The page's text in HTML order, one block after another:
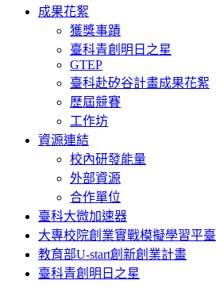
成果花絮
獲獎事蹟
臺科青創明日之星
GTEP
臺科赴矽谷計畫成果花絮
歷屆競賽
工作坊
資源連結
校內研發能量
外部資源
合作單位
臺科大微加速器
大專校院創業實戰模擬學習平臺
教育部U-start創新創業計畫
臺科青創明日之星